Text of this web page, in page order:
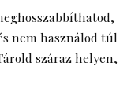
nem használod túl
száraz helyen,